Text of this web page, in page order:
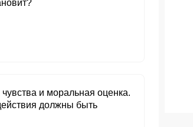
и моральная оценка.
должны быть